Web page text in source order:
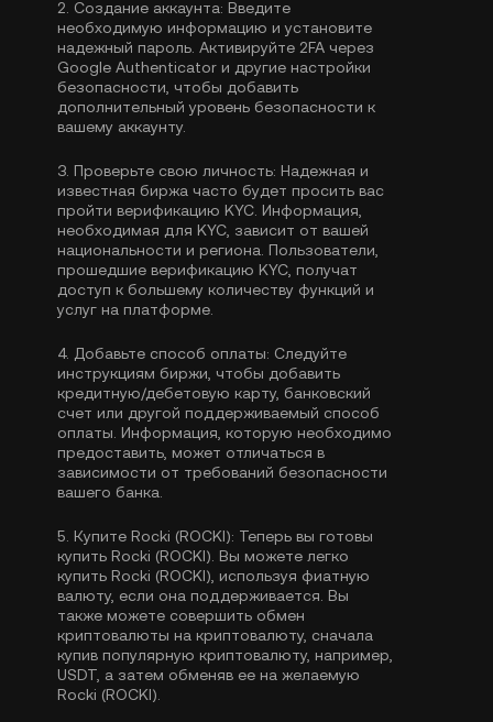
2. Создание аккаунта: Введите
необходимую информацию и установите
надежный пароль. Активируйте 2FA через
Google Authenticator и другие настройки
безопасности, чтобы добавить
дополнительный уровень безопасности к
вашему аккаунту.
3. Проверьте свою личность: Надежная и
известная биржа часто будет просить вас
пройти верификацию KYC . Информация,
необходимая для KYC, зависит от вашей
национальности и региона. Пользователи,
прошедшие верификацию KYC, получат
доступ к большему количеству функций и
услуг на платформе.
4. Добавьте способ оплаты: Следуйте
инструкциям биржи, чтобы добавить
кредитную/дебетовую карту, банковский
счет или другой поддерживаемый способ
оплаты. Информация, которую необходимо
предоставить, может отличаться в
зависимости от требований безопасности
вашего банка.
5. Купите Rocki (ROCKI): Теперь вы готовы
купить Rocki (ROCKI). Вы можете легко
купить Rocki (ROCKI), используя фиатную
валюту, если она поддерживается. Вы
также можете совершить обмен
криптовалюты на криптовалюту, сначала
купив популярную криптовалюту, например,
USDT , а затем обменяв ее на желаемую
Rocki (ROCKI).